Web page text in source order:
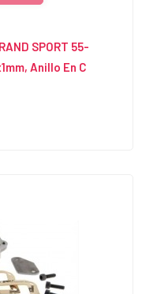
SPORT 55-
Anillo En C